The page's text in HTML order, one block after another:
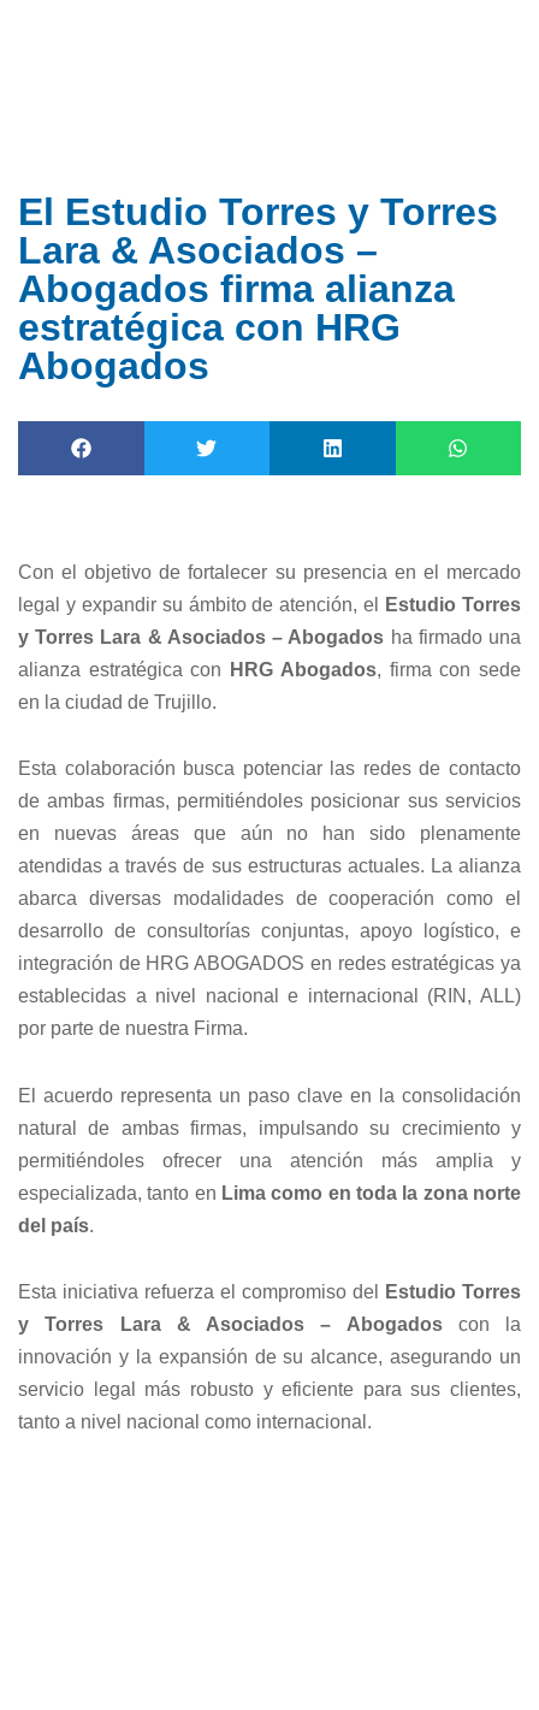
El Estudio Torres y Torres
Lara & Asociados –
Abogados firma alianza
estratégica con HRG
Abogados
Con el objetivo de fortalecer su presencia en el mercado
legal y expandir su ámbito de atención, el Estudio Torres
y Torres Lara & Asociados – Abogados ha firmado una
alianza estratégica con HRG Abogados, firma con sede
en la ciudad de Trujillo.
Esta colaboración busca potenciar las redes de contacto
de ambas firmas, permitiéndoles posicionar sus servicios
en nuevas áreas que aún no han sido plenamente
atendidas a través de sus estructuras actuales. La alianza
abarca diversas modalidades de cooperación como el
desarrollo de consultorías conjuntas, apoyo logístico, e
integración de HRG ABOGADOS en redes estratégicas ya
establecidas a nivel nacional e internacional (RIN, ALL)
por parte de nuestra Firma.
El acuerdo representa un paso clave en la consolidación
natural de ambas firmas, impulsando su crecimiento y
permitiéndoles ofrecer una atención más amplia y
especializada, tanto en Lima como en toda la zona norte
del país
Esta iniciativa refuerza el compromiso del
Estudio Torres
y Torres Lara & Asociados – Abogadoscon la
innovación y la expansión de su alcance, asegurando un
servicio legal más robusto y eficiente para sus clientes,
tanto a nivel nacional como internacional.